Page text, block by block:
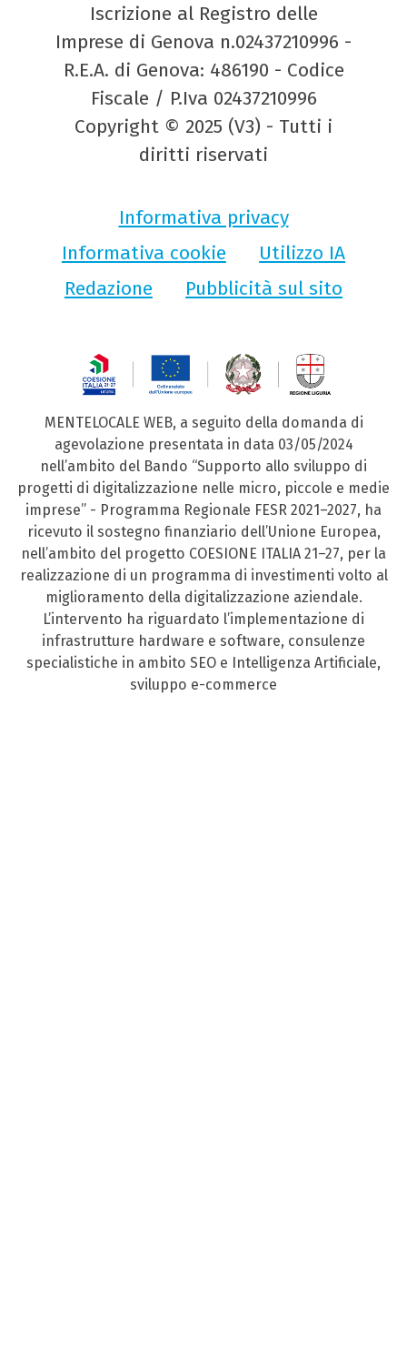
Iscrizione al Registro delle
Imprese di Genova n.02437210996 -
R.E.A. di Genova: 486190 - Codice
Fiscale / P.Iva 02437210996
Copyright © 2025 (V3) - Tutti i
diritti riservati
Informativa privacy
Informativa cookie
Utilizzo IA
Redazione
Pubblicità sul sito
MENTELOCALE WEB, a seguito della domanda di
agevolazione presentata in data 03/05/2024
nell’ambito del Bando “Supporto allo sviluppo di
progetti di digitalizzazione nelle micro, piccole e medie
imprese” - Programma Regionale FESR 2021–2027, ha
ricevuto il sostegno finanziario dell’Unione Europea,
nell’ambito del progetto COESIONE ITALIA 21–27, per la
realizzazione di un programma di investimenti volto al
miglioramento della digitalizzazione aziendale.
L’intervento ha riguardato l’implementazione di
infrastrutture hardware e software, consulenze
specialistiche in ambito SEO e Intelligenza Artificiale,
sviluppo e-commerce